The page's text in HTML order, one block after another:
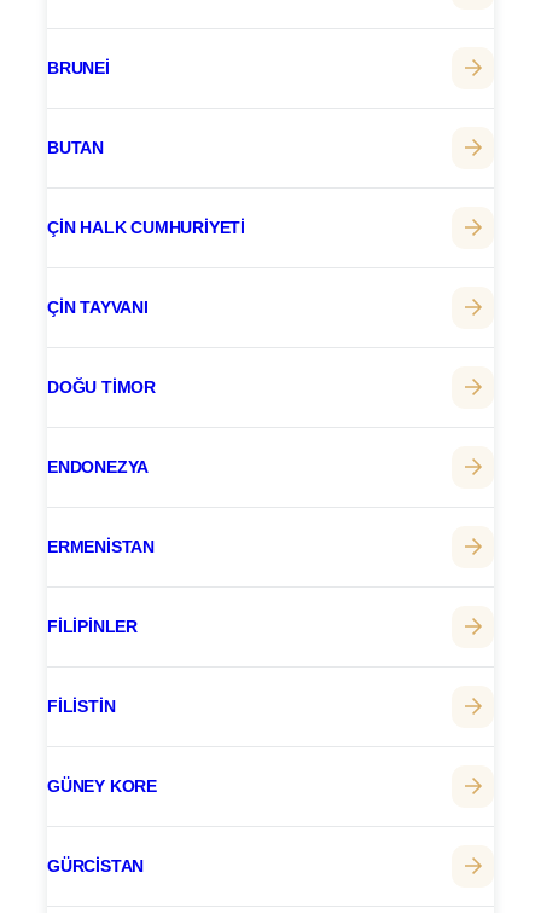
BRUNEI
BUTAN
ÇIN HALK CUMHURIYETI
ÇIN TAYVANI
DOĞU TIMOR
ENDONEZYA
ERMENISTAN
FILIPINLER
FILISTIN
GÜNEY KORE
GÜRCISTAN